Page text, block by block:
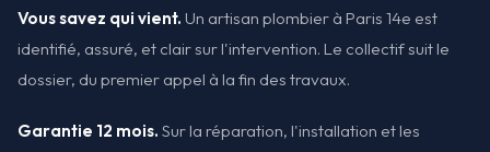
Vous savez qui vient. Un artisan plombier à Paris 14e est
identifié, assuré, et clair sur l'intervention. Le collectif suit le
dossier, du premier appel à la fin des travaux.
Garantie 12 mois. Sur la réparation, l'installation et les